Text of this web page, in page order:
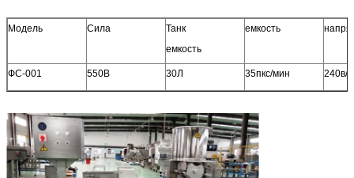
Модель Сила
Танк
емкость
емкость
ФС-001 550В 30Л 35пкс/мин 240в/